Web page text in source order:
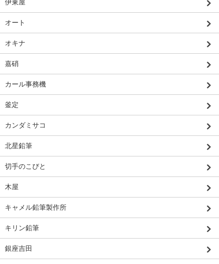
伊東屋
オート
オキナ
嘉硝
カール事務機
釜定
カンダミサコ
北星鉛筆
切手のこびと
木屋
キャメル鉛筆製作所
キリン鉛筆
銀座吉田